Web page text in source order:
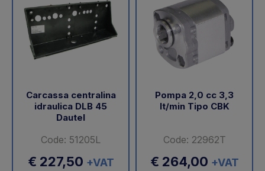
Carcassa centralina
idraulica DLB 45
Dautel
Code: 51205L
€ 227,50 +VAT
Pompa 2,0 cc 3,3
lt/min Tipo CBK
Code: 22962T
€ 264,00 +VAT